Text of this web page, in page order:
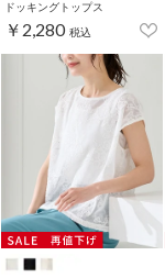
ドッキングトップス
￥2,280 税込